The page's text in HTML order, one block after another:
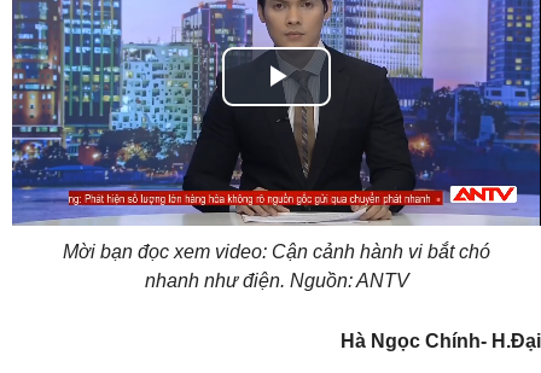
Play
Video
Mời bạn đọc xem video: Cận cảnh hành vi bắt chó
nhanh như điện. Nguồn: ANTV
Hà Ngọc Chính- H.Đại